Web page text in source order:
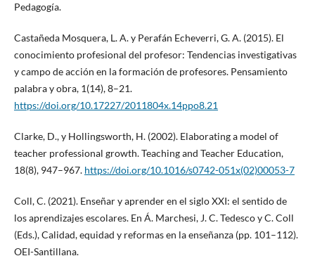
Pedagogía.
Castañeda Mosquera, L. A. y Perafán Echeverri, G. A. (2015). El
conocimiento profesional del profesor: Tendencias investigativas
y campo de acción en la formación de profesores. Pensamiento
palabra y obra, 1(14), 8–21.
https://doi.org/10.17227/2011804x.14ppo8.21
Clarke, D., y Hollingsworth, H. (2002). Elaborating a model of
teacher professional growth. Teaching and Teacher Education,
18(8), 947–967. https://doi.org/10.1016/s0742-051x(02)00053-7
Coll, C. (2021). Enseñar y aprender en el siglo XXI: el sentido de
los aprendizajes escolares. En Á. Marchesi, J. C. Tedesco y C. Coll
(Eds.), Calidad, equidad y reformas en la enseñanza (pp. 101–112).
OEI-Santillana.